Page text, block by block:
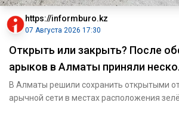
https://informburo.kz
07 Августа 2026 17:30
Открыть или закрыть? После
арыков в Алматы приняли
В Алматы решили сохранить открытыми
арычной сети в местах расположения